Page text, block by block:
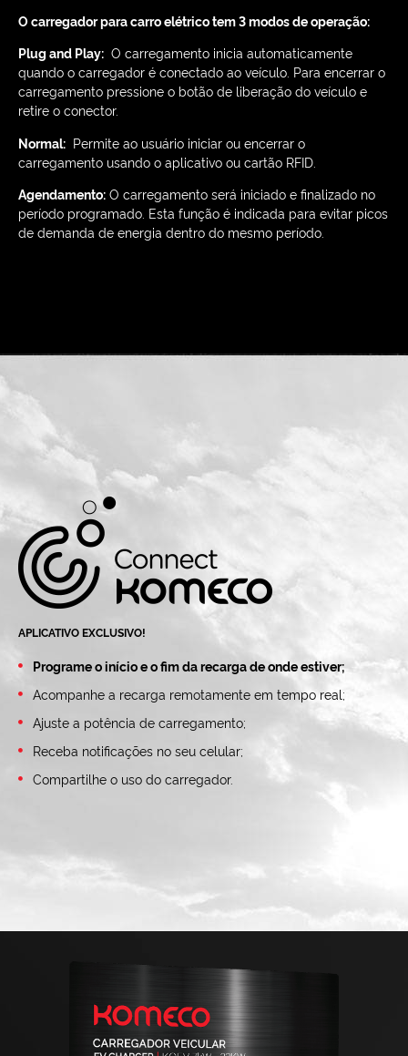
O carregador para carro elétrico tem 3 modos de operação:
Plug and Play: O carregamento inicia automaticamente
quando o carregador é conectado ao veículo. Para encerrar o
carregamento pressione o botão de liberação do veículo e
retire o conector.
Normal: Permite ao usuário iniciar ou encerrar o
carregamento usando o aplicativo ou cartão RFID.
Agendamento: O carregamento será iniciado e finalizado no
período programado. Esta função é indicada para evitar picos
de demanda de energia dentro do mesmo período.
APLICATIVO EXCLUSIVO!
Programe o início e o fim da recarga de onde estiver;
Acompanhe a recarga remotamente em tempo real;
Ajuste a potência de carregamento;
Receba notificações no seu celular;
Compartilhe o uso do carregador.